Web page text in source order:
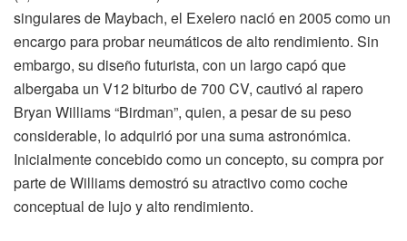
singulares de Maybach, el Exelero nació en 2005 como un
encargo para probar neumáticos de alto rendimiento. Sin
embargo, su diseño futurista, con un largo capó que
albergaba un V12 biturbo de 700 CV, cautivó al rapero
Bryan Williams “Birdman”, quien, a pesar de su peso
considerable, lo adquirió por una suma astronómica.
Inicialmente concebido como un concepto, su compra por
parte de Williams demostró su atractivo como coche
conceptual de lujo y alto rendimiento.